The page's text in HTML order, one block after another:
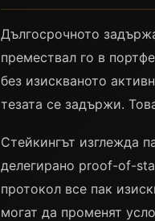
Дългосрочното
премествал го в
без изискваното
тезата се задържи.
Стейкингът изглежда
делегирано proof-of-
протокол все пак
могат да променят